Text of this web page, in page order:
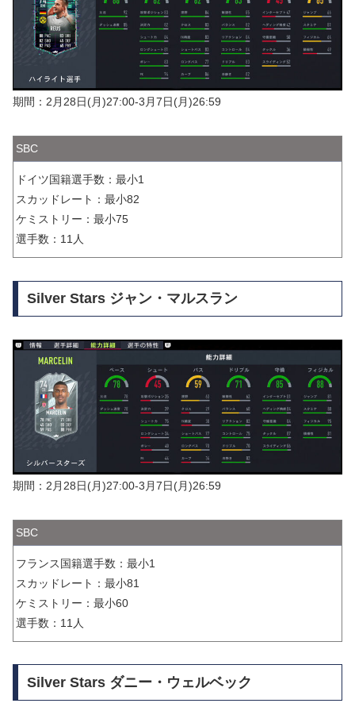
期間：2月28日(月)27:00-3月7日(月)26:59
SBC
ドイツ国籍選手数：最小1
スカッドレート：最小82
ケミストリー：最小75
選手数：11人
Silver Stars ジャン・マルスラン
期間：2月28日(月)27:00-3月7日(月)26:59
SBC
フランス国籍選手数：最小1
スカッドレート：最小81
ケミストリー：最小60
選手数：11人
Silver Stars ダニー・ウェルベック